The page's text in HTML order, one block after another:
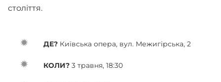
століття.
ДЕ? Київська опера, вул. Межигірська, 2
КОЛИ? 3 травня, 18:30